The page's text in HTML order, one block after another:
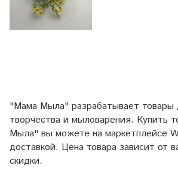
"Мама Мыла" разрабатывает товары
творчества и мыловарения. Купить
Мыла" вы можете на маркетплейсе
доставкой. Цена товара зависит от
скидки.